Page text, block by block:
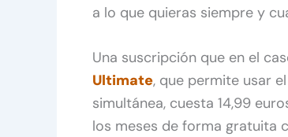
a lo que quieras siempre y
Una suscripción que en el
Ultimate, que permite usar
simultánea, cuesta 14,99
los meses de forma gratuita